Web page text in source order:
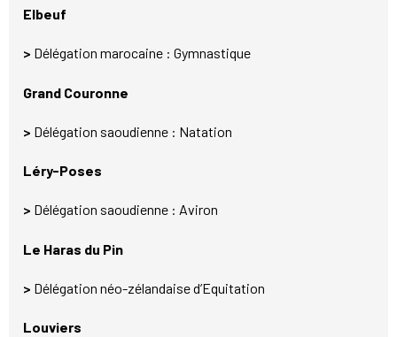
Elbeuf
> Délégation marocaine : Gymnastique
Grand Couronne
> Délégation saoudienne : Natation
Léry-Poses
> Délégation saoudienne : Aviron
Le Haras du Pin
> Délégation néo-zélandaise d’Equitation
Louviers